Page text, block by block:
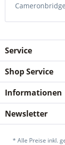
Cameronbridge
Service
Shop Service
Informationen
Newsletter
* Alle Preise inkl.